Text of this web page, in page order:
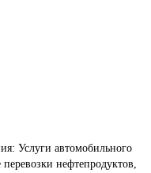
Услуги автомобильного
нефтепродуктов,